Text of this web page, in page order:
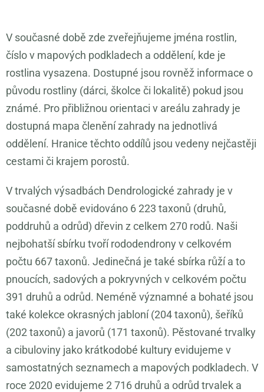
V současné době zde zveřejňujeme jména rostlin,
číslo v mapových podkladech a oddělení, kde je
rostlina vysazena. Dostupné jsou rovněž informace o
původu rostliny (dárci, školce či lokalitě) pokud jsou
známé. Pro přibližnou orientaci v areálu zahrady je
dostupná mapa členění zahrady na jednotlivá
oddělení. Hranice těchto oddílů jsou vedeny nejčastěji
cestami či krajem porostů.
V trvalých výsadbách Dendrologické zahrady je v
současné době evidováno 6 223 taxonů (druhů,
poddruhů a odrůd) dřevin z celkem 270 rodů. Naši
nejbohatší sbírku tvoří rododendrony v celkovém
počtu 667 taxonů. Jedinečná je také sbírka růží a to
pnoucích, sadových a pokryvných v celkovém počtu
391 druhů a odrůd. Neméně významné a bohaté jsou
také kolekce okrasných jabloní (204 taxonů), šeříků
(202 taxonů) a javorů (171 taxonů). Pěstované trvalky
a cibuloviny jako krátkodobé kultury evidujeme v
samostatných seznamech a mapových podkladech. V
roce 2020 evidujeme 2 716 druhů a odrůd trvalek a